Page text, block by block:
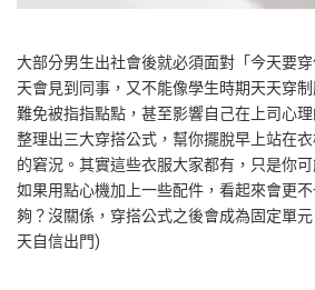
大部分男生出社會後就必須面對「今天要
天會見到同事，又不能像學生時期天天穿
難免被指指點點，甚至影響自己在上司心
整理出三大穿搭公式，幫你擺脫早上站在
的窘況。其實這些衣服大家都有，只是你
如果用點心機加上一些配件，看起來會更
夠？沒關係，穿搭公式之後會成為固定單
天自信出門)